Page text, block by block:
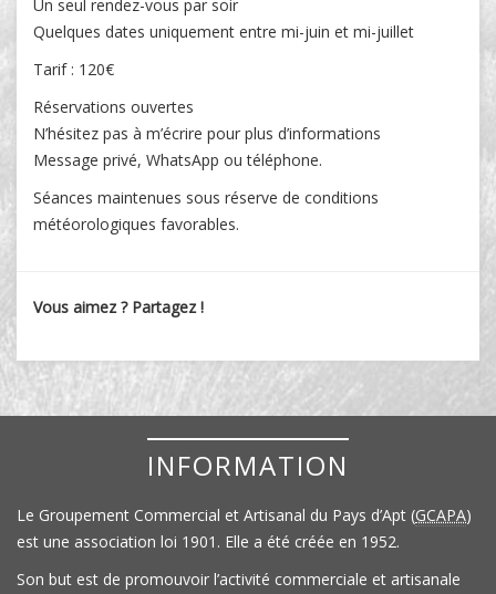
Un seul rendez-vous par soir
Quelques dates uniquement entre mi-juin et mi-juillet
Tarif : 120€
Réservations ouvertes
N’hésitez pas à m’écrire pour plus d’informations
Message privé, WhatsApp ou téléphone.
Séances maintenues sous réserve de conditions
météorologiques favorables.
Vous aimez ? Partagez !
INFORMATION
Le Groupement Commercial et Artisanal du Pays d’Apt (GCAPA)
est une association loi 1901. Elle a été créée en 1952.
Son but est de promouvoir l’activité commerciale et artisanale